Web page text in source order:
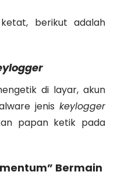
berikut adalah
di layar, akun
jenis keylogger
papan ketik pada
Bermain